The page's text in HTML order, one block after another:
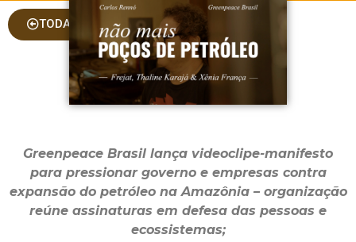
TODAS AS COLUNAS
Greenpeace Brasil lança videoclipe-manifesto
para pressionar governo e empresas contra
expansão do petróleo na Amazônia – organização
reúne assinaturas em defesa das pessoas e
ecossistemas;